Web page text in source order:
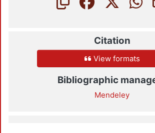
Citation
View formats
Bibliographic
Mendeley